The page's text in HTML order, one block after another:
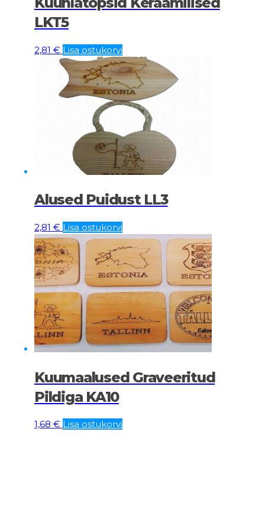
LKT5
2,81 € Lisa ostukorvi
Alused Puidust LL3
2,81 € Lisa ostukorvi
Kuumaalused Graveeritud
Pildiga KA10
1,68 € Lisa ostukorvi